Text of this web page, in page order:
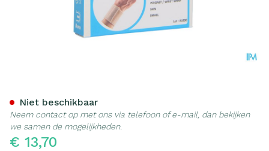
€ 13,70
Niet beschikbaar
Neem contact op met ons via telefoon of e-mail, dan bekijken
we samen de mogelijkheden.